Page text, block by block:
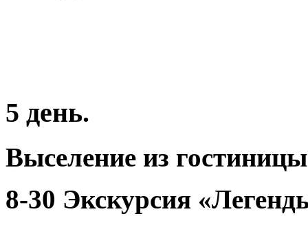
5 день.
Выселение из
8-30 Экскурсия